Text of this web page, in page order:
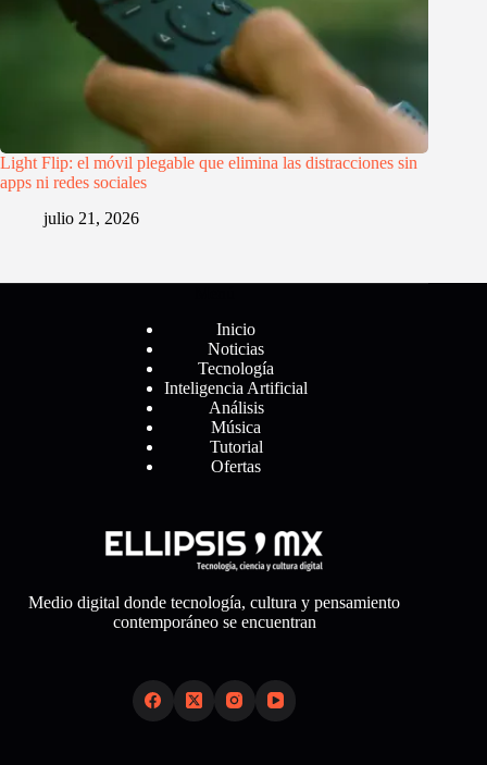
Light Flip: el móvil plegable que elimina las distracciones sin
apps ni redes sociales
julio 21, 2026
Inicio
Noticias
Tecnología
Inteligencia Artificial
Análisis
Música
Tutorial
Ofertas
Medio digital donde tecnología, cultura y pensamiento
contemporáneo se encuentran